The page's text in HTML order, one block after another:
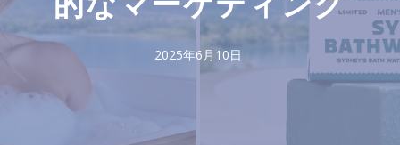
2025年6月10日